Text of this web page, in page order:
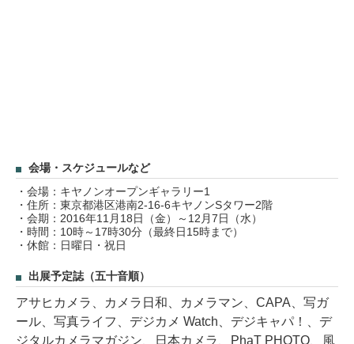
会場・スケジュールなど
・会場：キヤノンオープンギャラリー1
・住所：東京都港区港南2-16-6キヤノンSタワー2階
・会期：2016年11月18日（金）～12月7日（水）
・時間：10時～17時30分（最終日15時まで）
・休館：日曜日・祝日
出展予定誌（五十音順）
アサヒカメラ、カメラ日和、カメラマン、CAPA、写ガ
ール、写真ライフ、デジカメ Watch、デジキャパ！、デ
ジタルカメラマガジン、日本カメラ、PhaT PHOTO、風